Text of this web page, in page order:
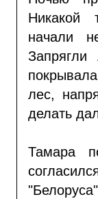
Никакой
начали
лес,
делать
Тамара